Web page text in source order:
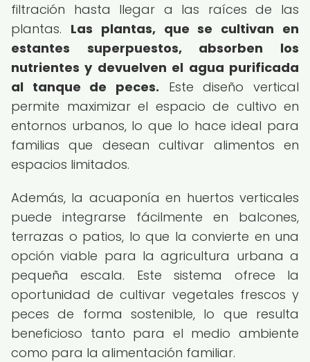
filtración hasta llegar a las raíces de las
plantas. Las plantas, que se cultivan en
estantes superpuestos, absorben los
nutrientes y devuelven el agua purificada
al tanque de peces. Este diseño vertical
permite maximizar el espacio de cultivo en
entornos urbanos, lo que lo hace ideal para
familias que desean cultivar alimentos en
espacios limitados.
Además, la acuaponía en huertos verticales
puede integrarse fácilmente en balcones,
terrazas o patios, lo que la convierte en una
opción viable para la agricultura urbana a
pequeña escala. Este sistema ofrece la
oportunidad de cultivar vegetales frescos y
peces de forma sostenible, lo que resulta
beneficioso tanto para el medio ambiente
como para la alimentación familiar.